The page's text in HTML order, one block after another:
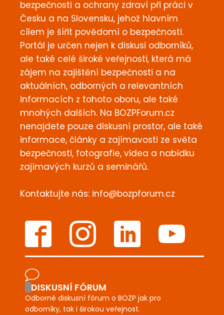
bezpečnosti a ochrany zdraví při práci v
Česku a na Slovensku, jehož hlavním
cílem je šířit povědomí o bezpečnosti.
Portál je určen nejen k diskusi odborníků,
ale také celé široké veřejnosti, která má
zájem na zajištění bezpečnosti a na
aktuálních, odborných a relevantních
informacích z tohoto oboru, ale také
mnohých dalších. Na BOZPForum.cz
nenajdete pouze diskusní prostor, ale také
informace, články a zajímavosti ze světa
bezpečnosti, fotografie, videa a nabídku
zajímavých kurzů a seminářů.
Kontaktujte nás: info@bozpforum.cz
DISKUSNÍ FÓRUM
Odborné diskusní fórum o BOZP jak pro
odborníky, tak i širokou veřejnost.